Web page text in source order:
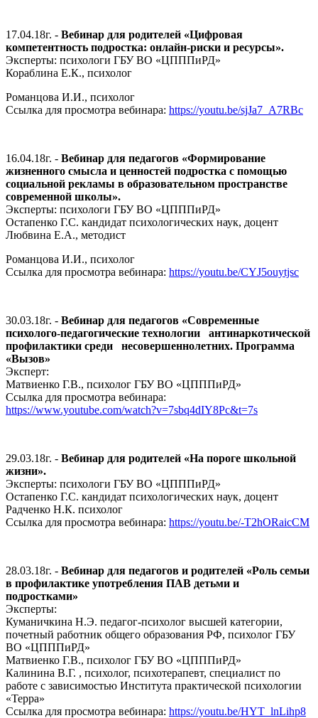
17.04.18г. - Вебинар для родителей «Цифровая
компетентность подростка: онлайн-риски и ресурсы».
Эксперты: психологи ГБУ ВО «ЦПППиРД»
Кораблина Е.К., психолог
Романцова И.И., психолог
Ссылка для просмотра вебинара: https://youtu.be/sjJa7_A7RBc
16.04.18г. - Вебинар для педагогов «Формирование
жизненного смысла и ценностей подростка с помощью
социальной рекламы в образовательном пространстве
современной школы».
Эксперты: психологи ГБУ ВО «ЦПППиРД»
Остапенко Г.С. кандидат психологических наук, доцент
Любвина Е.А., методист
Романцова И.И., психолог
Ссылка для просмотра вебинара: https://youtu.be/CYJ5ouytjsc
30.03.18г. - Вебинар для педагогов «Современные
психолого-педагогические технологии антинаркотической
профилактики среди несовершеннолетних. Программа
«Вызов»
Эксперт:
Матвиенко Г.В., психолог ГБУ ВО «ЦПППиРД»
Ссылка для просмотра вебинара:
https://www.youtube.com/watch?v=7sbq4dIY8Pc&t=7s
29.03.18г. - Вебинар для родителей «На пороге школьной
жизни».
Эксперты: психологи ГБУ ВО «ЦПППиРД»
Остапенко Г.С. кандидат психологических наук, доцент
Радченко Н.К. психолог
Ссылка для просмотра вебинара: https://youtu.be/-T2hORaicCM
28.03.18г. - Вебинар для педагогов и родителей «Роль семьи
в профилактике употребления ПАВ детьми и
подростками»
Эксперты:
Куманичкина Н.Э. педагог-психолог высшей категории,
почетный работник общего образования РФ, психолог ГБУ
ВО «ЦПППиРД»
Матвиенко Г.В., психолог ГБУ ВО «ЦПППиРД»
Калинина В.Г. , психолог, психотерапевт, специалист по
работе с зависимостью Института практической психологии
«Терра»
Ссылка для просмотра вебинара: https://youtu.be/HYT_lnLihp8